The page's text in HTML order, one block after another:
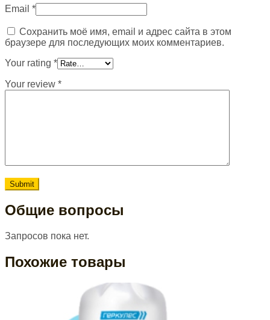
Email *
Сохранить моё имя, email и адрес сайта в этом
браузере для последующих моих комментариев.
Your rating *
Your review *
Общие вопросы
Запросов пока нет.
Похожие товары